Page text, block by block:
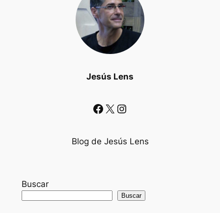
Jesús Lens
Facebook X Instagram
Blog de Jesús Lens
Buscar
Buscar